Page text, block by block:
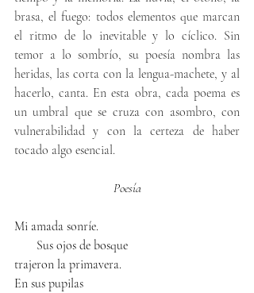
brasa, el fuego: todos elementos que marcan
el ritmo de lo inevitable y lo cíclico. Sin
temor a lo sombrío, su poesía nombra las
heridas, las corta con la lengua-machete, y al
hacerlo, canta. En esta obra, cada poema es
un umbral que se cruza con asombro, con
vulnerabilidad y con la certeza de haber
tocado algo esencial.
Poesía
Mi amada sonríe.
Sus ojos de bosque
trajeron la primavera.
En sus pupilas